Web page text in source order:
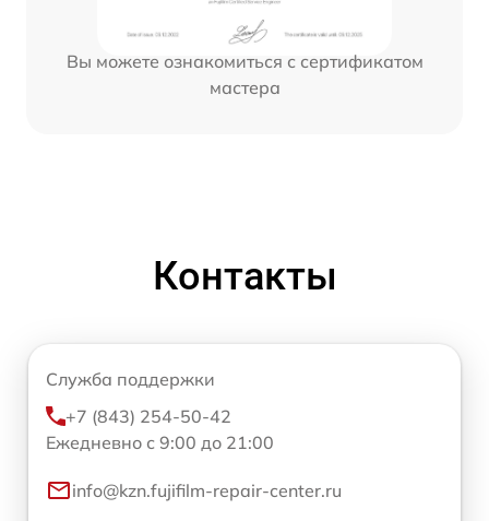
Вы можете ознакомиться с сертификатом
мастера
Контакты
Служба поддержки
+7 (843) 254-50-42
Ежедневно с 9:00 до 21:00
info@kzn.fujifilm-repair-center.ru